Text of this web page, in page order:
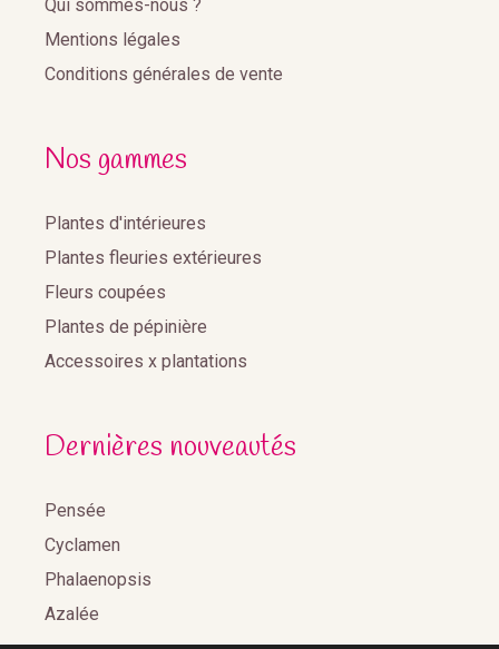
Qui sommes-nous ?
Mentions légales
Conditions générales de vente
Nos gammes
Plantes d'intérieures
Plantes fleuries extérieures
Fleurs coupées
Plantes de pépinière
Accessoires x plantations
Dernières nouveautés
Pensée
Cyclamen
Phalaenopsis
Azalée